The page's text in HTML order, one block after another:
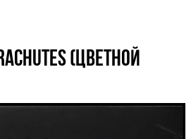
(цветной